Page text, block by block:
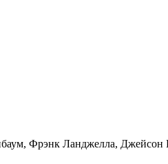
Фрэнк Ланджелла, Джейсон